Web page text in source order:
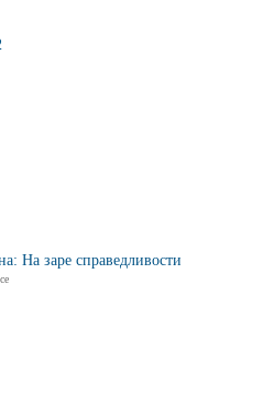
трейлер (на русском)
На заре справедливости